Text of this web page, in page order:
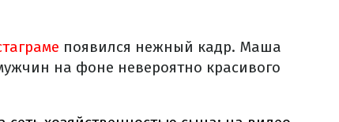
появился нежный кадр. Маша
на фоне невероятно красивого